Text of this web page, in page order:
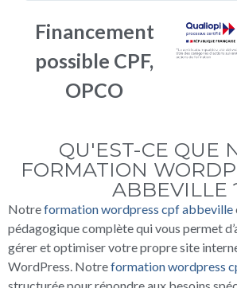
Financement
possible CPF,
OPCO
QU'EST-CE QUE
FORMATION
ABBEVILLE
Notreformation wordpress cpf abbeville
pédagogique complète qui vous permet
gérer et optimiser votre propre site
WordPress. Notreformation wordpress